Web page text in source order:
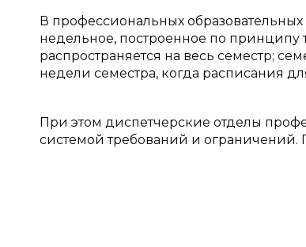
В профессиональных
недельное, построенное по
распространяется на весь семестр;
недели семестра, когда расписания
При этом диспетчерские отделы
системой требований и ограничений.